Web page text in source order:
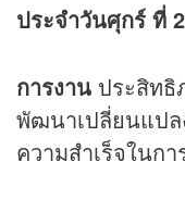
ประจำวันศุกร์ ที่
การงาน ประสิทธิ
พัฒนาเปลี่ยนแปล
ความสำเร็จในก